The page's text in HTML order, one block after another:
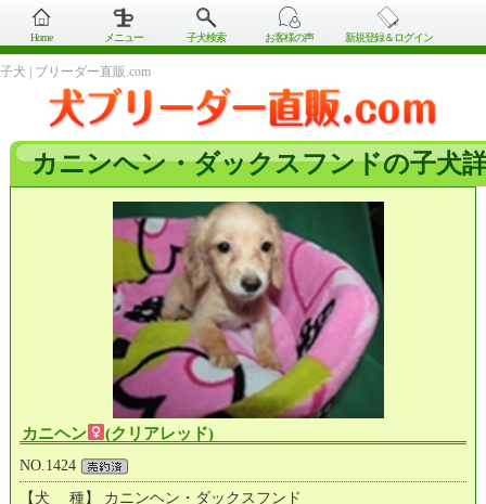
Home メニュー 子犬検索 お客様の声 新規登録＆ログイン
子犬 | ブリーダー直販.com
カニンヘン・ダックスフンドの子犬
カニヘン (クリアレッド)
NO.1424
【犬 種】 カニンヘン・ダックスフンド